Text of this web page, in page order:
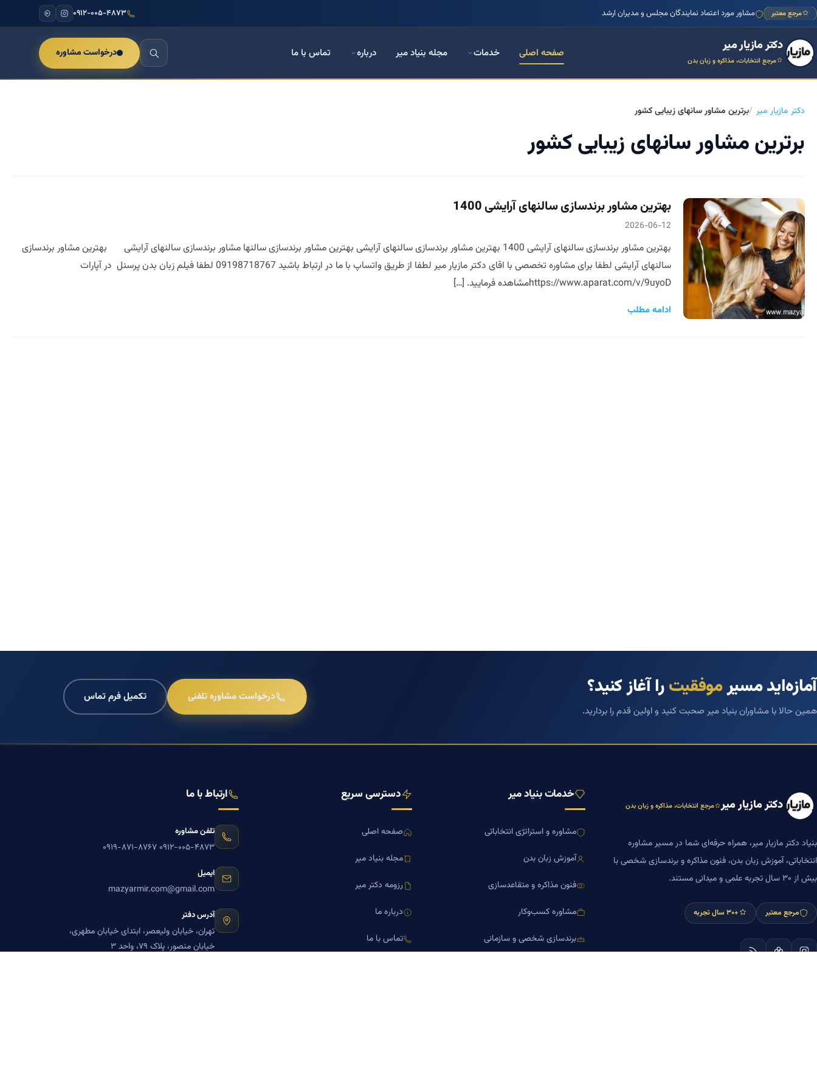
مرجع معتبر مشاور مورد اعتماد نمایندگان مجلس و مدیران ارشد ۰۹۱۲-۰۰۵-۴۸۷۳
دکتر مازیار میر
مرجع انتخابات، مذاکره و زبان بدن
صفحه اصلی خدمات مجله بنیاد میر درباره تماس با ما درخواست مشاوره
دکتر مازیار میر برترین مشاور سانهای زیبایی کشور
برترین مشاور سانهای زیبایی کشور
بهترین مشاور برندسازی سالنهای آرایشی 1400
2026-06-12
بهترین مشاور برندسازی سالنهای آرایشی 1400 بهترین مشاور برندسازی سالنهای آرایشی بهترین مشاور برندسازی سالنها مشاور برندسازی سالنهای آرایشی بهترین مشاور برندسازی
سالنهای آرایشی لطفا برای مشاوره تخصصی با اقای دکتر مازیار میر لطفا از طریق واتساپ با ما در ارتباط باشید 09198718767 لطفا فیلم زبان بدن پرسنل در آپارات
https://www.aparat.com/v/9uyoDمشاهده فرمایید. […]
ادامه مطلب
آمازه‌اید مسیرموفقیترا آغاز کنید؟
همین حالا با مشاوران بنیاد میر صحبت کنید و اولین قدم را بردارید.
درخواست مشاوره تلفنی تکمیل فرم تماس
دکتر مازیار میر مرجع انتخابات، مذاکره و زبان بدن
بنیاد دکتر مازیار میر، همراه حرفه‌ای شما در مسیر مشاوره
انتخاباتی، آموزش زبان بدن، فنون مذاکره و برندسازی شخصی با
بیش از ۳۰ سال تجربه علمی و میدانی مستند.
مرجع معتبر +۳۰ سال تجربه
خدمات بنیاد میر
مشاوره و استراتژی انتخاباتی
آموزش زبان بدن
فنون مذاکره و متقاعدسازی
مشاوره کسب‌وکار
برندسازی شخصی و سازمانی
دسترسی سریع
صفحه اصلی
مجله بنیاد میر
رزومه دکتر میر
درباره ما
تماس با ما
ارتباط با ما
تلفن مشاوره
۰۹۱۲-۰۰۵-۴۸۷۳ ۰۹۱۹-۸۷۱-۸۷۶۷
ایمیل
mazyarmir.com@gmail.com
آدرس دفتر
تهران، خیابان ولیعصر، ابتدای خیابان مطهری،
خیابان منصور، پلاک ۷۹، واحد ۳